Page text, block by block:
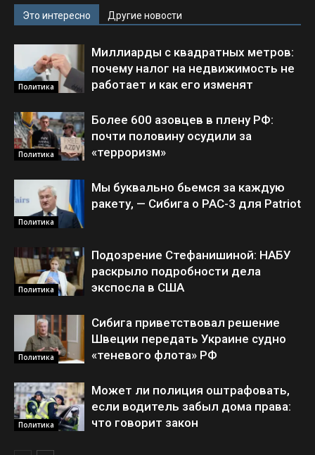
Это интересно Другие новости
Политика
Миллиарды с квадратных метров:
почему налог на недвижимость не
работает и как его изменят
Политика
Более 600 азовцев в плену РФ:
почти половину осудили за
«терроризм»
Политика
Мы буквально бьемся за каждую
ракету, — Сибига о PAC-3 для Patriot
Политика
Подозрение Стефанишиной: НАБУ
раскрыло подробности дела
экспосла в США
Политика
Сибига приветствовал решение
Швеции передать Украине судно
«теневого флота» РФ
Политика
Может ли полиция оштрафовать,
если водитель забыл дома права:
что говорит закон